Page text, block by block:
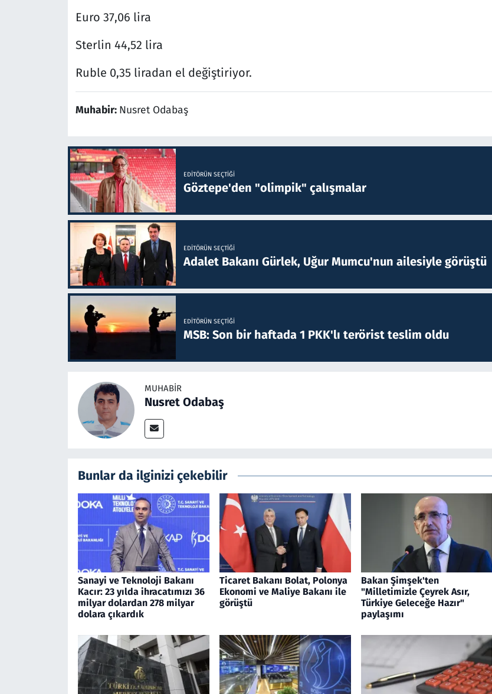
Euro 37,06 lira
Sterlin 44,52 lira
Ruble 0,35 liradan el değiştiriyor.
Muhabir: Nusret Odabaş
EDITÖRÜN SEÇTIĞI
Göztepe'den "olimpik" çalışmalar
EDITÖRÜN SEÇTIĞI
Adalet Bakanı Gürlek, Uğur Mumcu'nun ailesiyle görüştü
EDITÖRÜN SEÇTIĞI
MSB: Son bir haftada 1 PKK'lı terörist teslim oldu
MUHABIR
Nusret Odabaş
Bunlar da ilginizi çekebilir
Sanayi ve Teknoloji Bakanı
Kacır: 23 yılda ihracatımızı 36
milyar dolardan 278 milyar
dolara çıkardık
Ticaret Bakanı Bolat, Polonya
Ekonomi ve Maliye Bakanı ile
görüştü
Bakan Şimşek'ten
"Milletimizle Çeyrek Asır,
Türkiye Geleceğe Hazır"
paylaşımı